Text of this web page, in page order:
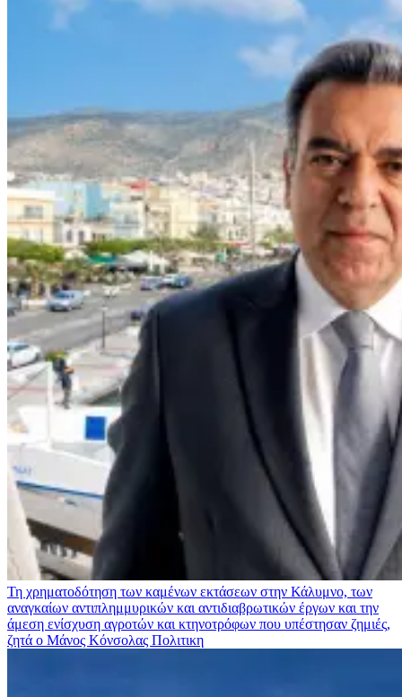
Τη χρηματοδότηση των καμένων εκτάσεων στην Κάλυμνο, των
αναγκαίων αντιπλημμυρικών και αντιδιαβρωτικών έργων και την
άμεση ενίσχυση αγροτών και κτηνοτρόφων που υπέστησαν ζημιές,
ζητά ο Μάνος Κόνσολας Πολιτικη